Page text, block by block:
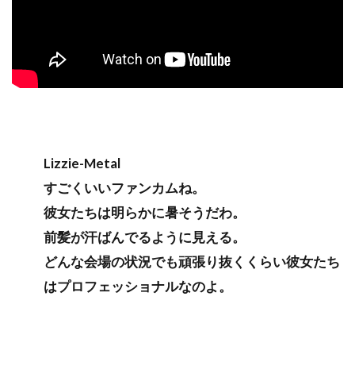
Lizzie-Metal
すごくいいファンカムね。
彼女たちは明らかに暑そうだわ。
前髪が汗ばんでるように見える。
どんな会場の状況でも頑張り抜くくらい彼女たち
はプロフェッショナルなのよ。